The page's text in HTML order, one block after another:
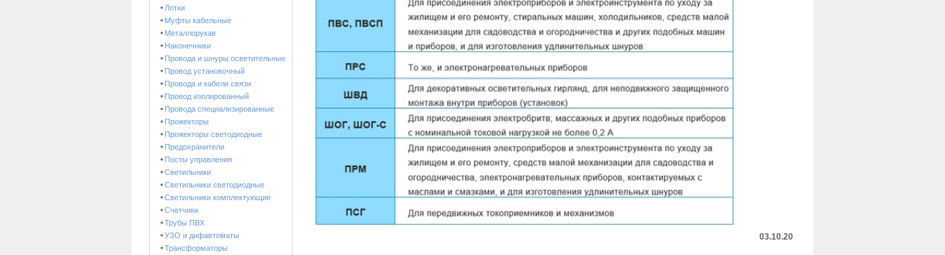
Лотки
Муфты кабельные
Металлорукав
Наконечники
Провода и шнуры осветительные
Провод установочный
Провода и кабели связи
Провод изолированный
Провода специализированные
Прожекторы
Прожекторы светодиодные
Предохранители
Посты управления
Светильники
Светильники светодиодные
Светильники комплектующие
Счетчики
Трубы ПВХ
УЗО и дифавтоматы
Трансформаторы
03.10.20